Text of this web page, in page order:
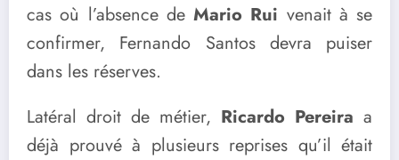
cas où l’absence de Mario Rui venait à se
confirmer, Fernando Santos devra puiser
dans les réserves.
Latéral droit de métier, Ricardo Pereira a
déjà prouvé à plusieurs reprises qu’il était